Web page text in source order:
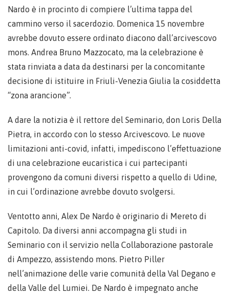
Nardo è in procinto di compiere l’ultima tappa del
cammino verso il sacerdozio. Domenica 15 novembre
avrebbe dovuto essere ordinato diacono dall’arcivescovo
mons. Andrea Bruno Mazzocato, ma la celebrazione è
stata rinviata a data da destinarsi per la concomitante
decisione di istituire in Friuli-Venezia Giulia la cosiddetta
“zona arancione”.
A dare la notizia è il rettore del Seminario, don Loris Della
Pietra, in accordo con lo stesso Arcivescovo. Le nuove
limitazioni anti-covid, infatti, impediscono l’effettuazione
di una celebrazione eucaristica i cui partecipanti
provengono da comuni diversi rispetto a quello di Udine,
in cui l’ordinazione avrebbe dovuto svolgersi.
Ventotto anni, Alex De Nardo è originario di Mereto di
Capitolo. Da diversi anni accompagna gli studi in
Seminario con il servizio nella Collaborazione pastorale
di Ampezzo, assistendo mons. Pietro Piller
nell’animazione delle varie comunità della Val Degano e
della Valle del Lumiei. De Nardo è impegnato anche